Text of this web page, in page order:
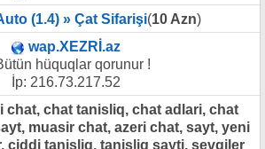
(1.4) » Çat Sifarişi(10 Azn)
wap.XEZRİ.az
hüquqlar qorunur !
İp: 216.73.217.52
chat, chat tanisliq, chat adlari, chat
muasir chat, azeri chat, sayt, yeni
ciddi tanisliq, tanisliq sayti, sevgiler